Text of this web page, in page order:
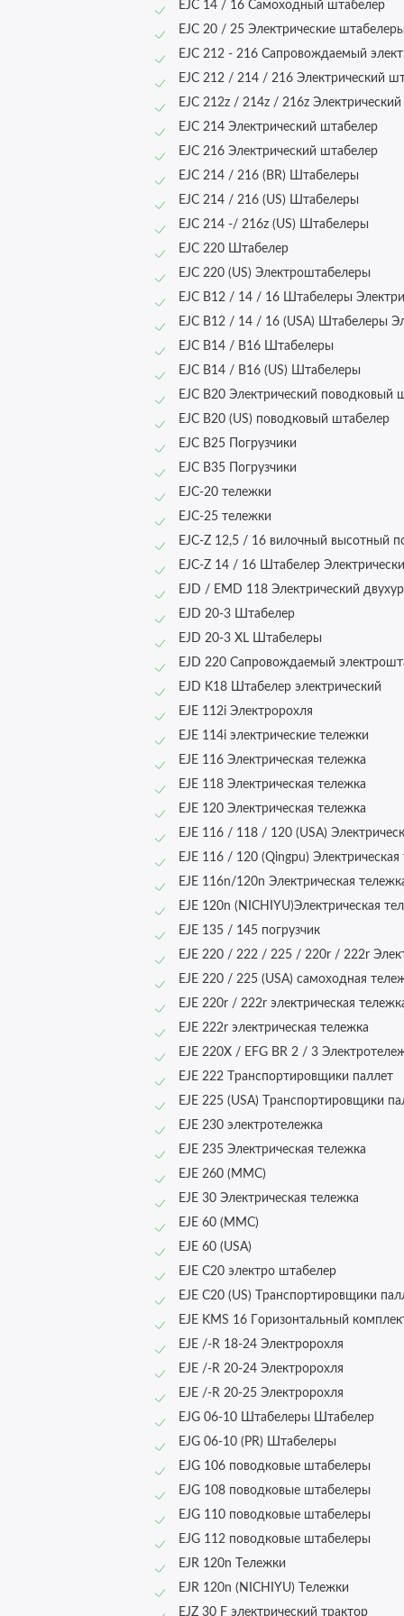
EJC 14 / 16 Самоходный штабелер
EJC 20 / 25 Электрические штабелеры
EJC 212 - 216 Сапровождаемый
EJC 212 / 214 / 216 Электрический
EJC 212z / 214z / 216z
EJC 214 Электрический штабелер
EJC 216 Электрический штабелер
EJC 214 / 216 (BR) Штабелеры
EJC 214 / 216 (US) Штабелеры
EJC 214 -/ 216z (US) Штабелеры
EJC 220 Штабелер
EJC 220 (US) Электроштабелеры
EJC B12 / 14 / 16 Штабелеры
EJC B12 / 14 / 16 (USA) Штабелеры
EJC B14 / B16 Штабелеры
EJC B14 / B16 (US) Штабелеры
EJC B20 Электрический поводковый
EJC B20 (US) поводковый штабелер
EJC B25 Погрузчики
EJC B35 Погрузчики
EJC-20 тележки
EJC-25 тележки
EJC-Z 12,5 / 16 вилочный высотный
EJC-Z 14 / 16 Штабелер
EJD / EMD 118 Электрический
EJD 20-3 Штабелер
EJD 20-3 XL Штабелеры
EJD 220 Сапровождаемый
EJD K18 Штабелер электрический
EJE 112i Электророхля
EJE 114i электрические тележки
EJE 116 Электрическая тележка
EJE 118 Электрическая тележка
EJE 120 Электрическая тележка
EJE 116 / 118 / 120 (USA)
EJE 116 / 120 (Qingpu) Электрическая
EJE 116n/120n Электрическая
EJE 120n (NICHIYU)Электрическая
EJE 135 / 145 погрузчик
EJE 220 / 222 / 225 / 220r / 222r
EJE 220 / 225 (USA) самоходная
EJE 220r / 222r электрическая
EJE 222r электрическая тележка
EJE 220X / EFG BR 2 / 3
EJE 222 Транспортировщики паллет
EJE 225 (USA) Транспортировщики
EJE 230 электротележка
EJE 235 Электрическая тележка
EJE 260 (MMC)
EJE 30 Электрическая тележка
EJE 60 (MMC)
EJE 60 (USA)
EJE C20 электро штабелер
EJE C20 (US) Транспортировщики
EJE KMS 16 Горизонтальный
EJE /-R 18-24 Электророхля
EJE /-R 20-24 Электророхля
EJE /-R 20-25 Электророхля
EJG 06-10 Штабелеры Штабелер
EJG 06-10 (PR) Штабелеры
EJG 106 поводковые штабелеры
EJG 108 поводковые штабелеры
EJG 110 поводковые штабелеры
EJG 112 поводковые штабелеры
EJR 120n Тележки
EJR 120n (NICHIYU) Тележки
EJZ 30 F электрический трактор